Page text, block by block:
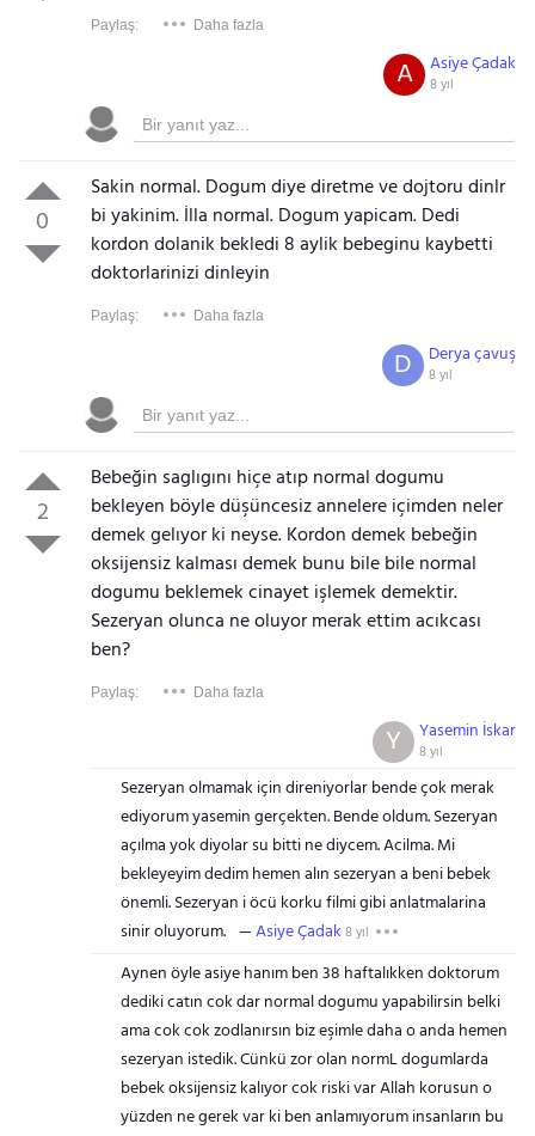
Paylaş: Daha fazla
Asiye Çadak
8 yıl
A
0
Sakin normal. Dogum diye diretme ve dojtoru dinlr
bi yakinim. İlla normal. Dogum yapicam. Dedi
kordon dolanik bekledi 8 aylik bebeginu kaybetti
doktorlarinizi dinleyin
Paylaş: Daha fazla
Derya çavuş
8 yıl
D
2
Bebeğin saglıgını hiçe atıp normal dogumu
bekleyen böyle düşüncesiz annelere içimden neler
demek gelıyor ki neyse. Kordon demek bebeğin
oksijensiz kalması demek bunu bile bile normal
dogumu beklemek cinayet işlemek demektir.
Sezeryan olunca ne oluyor merak ettim acıkcası
ben?
Paylaş: Daha fazla
Yasemin İskar
8 yıl
Y
Sezeryan olmamak için direniyorlar bende çok merak
ediyorum yasemin gerçekten. Bende oldum. Sezeryan
açılma yok diyolar su bitti ne diycem. Acilma. Mi
bekleyeyim dedim hemen alın sezeryan a beni bebek
önemli. Sezeryan i öcü korku filmi gibi anlatmalarina
sinir oluyorum.
Asiye Çadak 8 yıl
Aynen öyle asiye hanım ben 38 haftalıkken doktorum
dediki catın cok dar normal dogumu yapabilirsin belki
ama cok cok zodlanırsın biz eşimle daha o anda hemen
sezeryan istedik. Cünkü zor olan normL dogumlarda
bebek oksijensiz kalıyor cok riski var Allah korusun o
yüzden ne gerek var ki ben anlamıyorum insanların bu